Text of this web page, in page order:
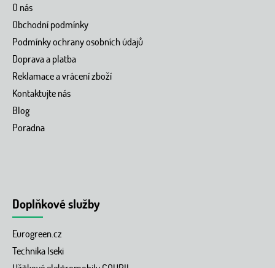
O nás
Obchodní podmínky
Podmínky ochrany osobních údajů
Doprava a platba
Reklamace a vrácení zboží
Kontaktujte nás
Blog
Poradna
Doplňkové služby
Eurogreen.cz
Technika Iseki